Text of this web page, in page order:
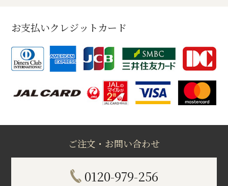
お支払いクレジットカード
ご注文・お問い合わせ
0120-979-256